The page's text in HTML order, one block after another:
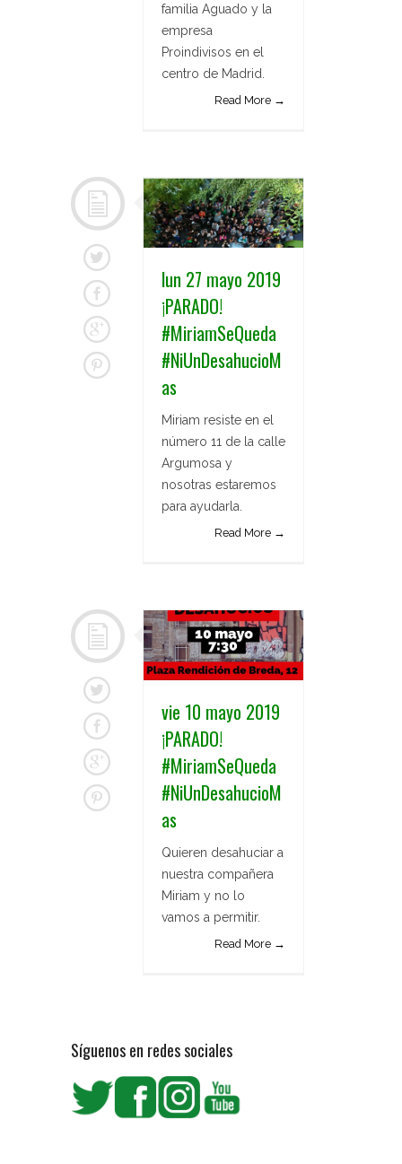
familia Aguado y la
empresa
Proindivisos en el
centro de Madrid.
Read More →
lun 27 mayo 2019
¡PARADO!
#MiriamSeQueda
#NiUnDesahucioM
as
Miriam resiste en el
número 11 de la calle
Argumosa y
nosotras estaremos
para ayudarla.
Read More →
vie 10 mayo 2019
¡PARADO!
#MiriamSeQueda
#NiUnDesahucioM
as
Quieren desahuciar a
nuestra compañera
Miriam y no lo
vamos a permitir.
Read More →
Síguenos en redes sociales